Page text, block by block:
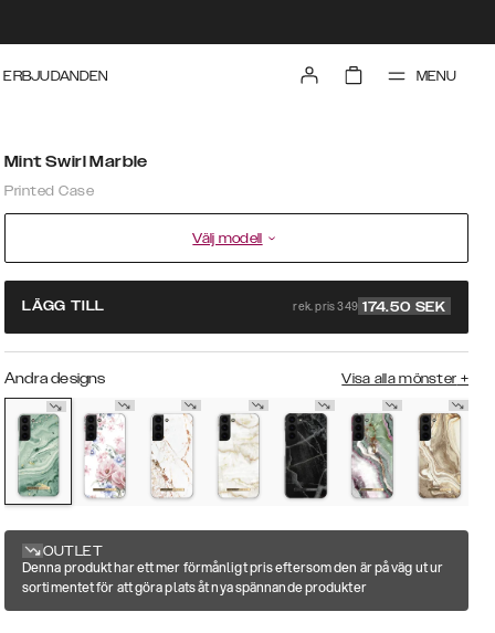
ERBJUDANDEN MENU
Mint Swirl Marble
Printed Case
Välj modell
LÄGG TILL rek. pris 349 174.50 SEK
Andra designs Visa alla mönster +
OUTLET
Denna produkt har ett mer förmånligt pris eftersom den är på väg ut ur
sortimentet för att göra plats åt nya spännande produkter